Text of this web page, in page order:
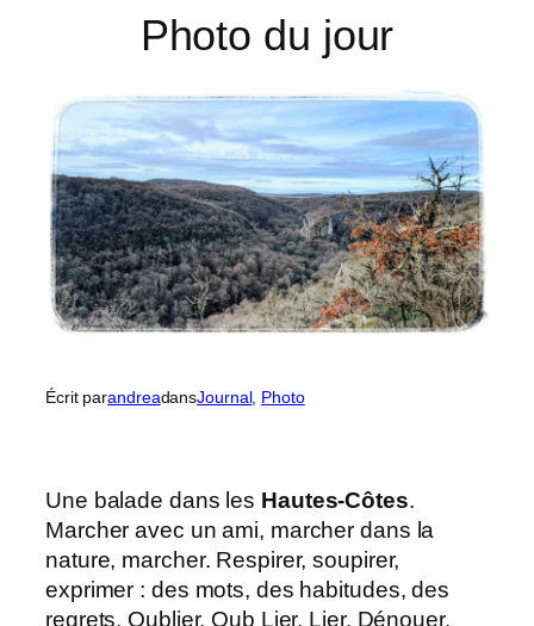
Photo du jour
Écrit parandreadansJournal, Photo
Une balade dans les Hautes-Côtes.
Marcher avec un ami, marcher dans la
nature, marcher. Respirer, soupirer,
exprimer : des mots, des habitudes, des
regrets. Oublier. Oub Lier. Lier. Dénouer.